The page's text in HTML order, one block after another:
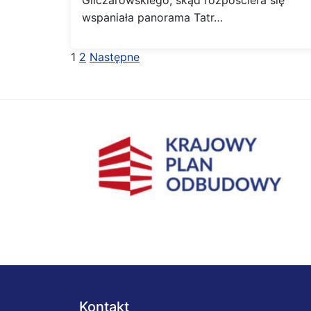
wspaniała panorama Tatr…
Stronicowanie
1 2 Następne
Kontakt